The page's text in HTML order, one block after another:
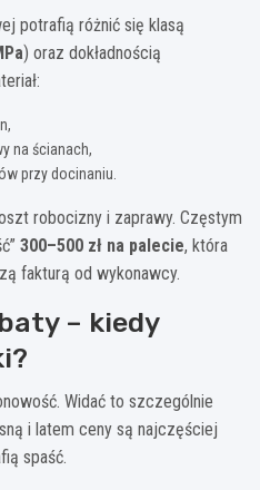
potrafią różnić się klasą
) oraz dokładnością
na ścianach,
przy docinaniu.
robocizny i zaprawy. Częstym
300–500 zł na palecie, która
fakturą od wykonawcy.
– kiedy
Widać to szczególnie
i latem ceny są najczęściej
spaść.